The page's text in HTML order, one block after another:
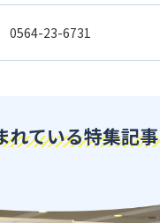
0564-23-6731
れている特集記事